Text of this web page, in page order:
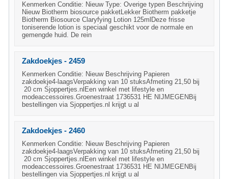
Kenmerken Conditie: Nieuw Type: Overige typen Beschrijving
Nieuw Biotherm biosource pakketLekker Biotherm pakketje
Biotherm Biosource Claryfying Lotion 125mlDeze frisse
toniserende lotion is speciaal geschikt voor de normale en
gemengde huid. De rein
Zakdoekjes - 2459
Kenmerken Conditie: Nieuw Beschrijving Papieren
zakdoekje4-laagsVerpakking van 10 stuksAfmeting 21,50 bij
20 cm Sjoppertjes.nlEen winkel met lifestyle en
modeaccessoires.Groenestraat 1736531 HE NIJMEGENBij
bestellingen via Sjoppertjes.nl krijgt u al
Zakdoekjes - 2460
Kenmerken Conditie: Nieuw Beschrijving Papieren
zakdoekje4-laagsVerpakking van 10 stuksAfmeting 21,50 bij
20 cm Sjoppertjes.nlEen winkel met lifestyle en
modeaccessoires.Groenestraat 1736531 HE NIJMEGENBij
bestellingen via Sjoppertjes.nl krijgt u al